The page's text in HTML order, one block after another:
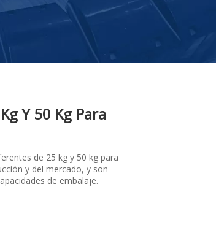
Y 50 Kg Para
de 25 kg y 50 kg para
y del mercado, y son
de embalaje.